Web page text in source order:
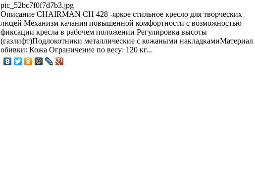
pic_52bc7f0f7d7b3.jpg
Описание CHAIRMAN CH 428 -яркое стильное кресло для творческих
людей Механизм качания повышенной комфортности с возможностью
фиксации кресла в рабочем положении Регулировка высоты
(газлифт)Подлокотники металлические с кожаными накладкамиМатериал
обивки: Кожа Ограничение по весу: 120 кг...